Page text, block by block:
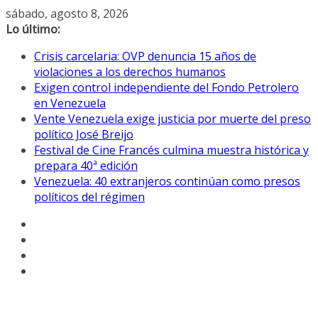
Saltar
al
sábado, agosto 8, 2026
Lo último:
Crisis carcelaria: OVP denuncia 15 años de
violaciones a los derechos humanos
Exigen control independiente del Fondo Petrolero
en Venezuela
Vente Venezuela exige justicia por muerte del preso
político José Breijo
Festival de Cine Francés culmina muestra histórica y
prepara 40ª edición
Venezuela: 40 extranjeros continúan como presos
políticos del régimen